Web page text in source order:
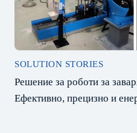
SOLUTION STORIES
Решение за роботи за
Ефективно, прецизно и